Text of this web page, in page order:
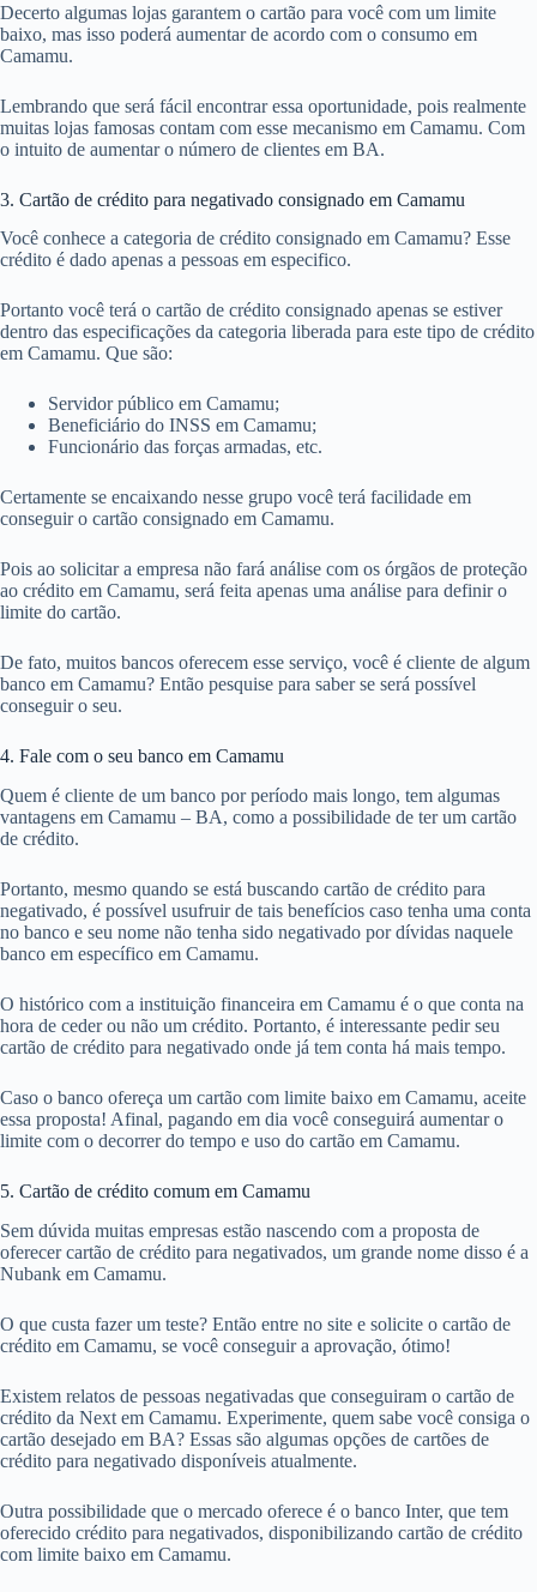
Decerto algumas lojas garantem o cartão para você com um limite
baixo, mas isso poderá aumentar de acordo com o consumo em
Camamu.
Lembrando que será fácil encontrar essa oportunidade, pois realmente
muitas lojas famosas contam com esse mecanismo em Camamu. Com
o intuito de aumentar o número de clientes em BA.
3. Cartão de crédito para negativado consignado em Camamu
Você conhece a categoria de crédito consignado em Camamu? Esse
crédito é dado apenas a pessoas em especifico.
Portanto você terá o cartão de crédito consignado apenas se estiver
dentro das especificações da categoria liberada para este tipo de crédito
em Camamu. Que são:
Servidor público em Camamu;
Beneficiário do INSS em Camamu;
Funcionário das forças armadas, etc.
Certamente se encaixando nesse grupo você terá facilidade em
conseguir o cartão consignado em Camamu.
Pois ao solicitar a empresa não fará análise com os órgãos de proteção
ao crédito em Camamu, será feita apenas uma análise para definir o
limite do cartão.
De fato, muitos bancos oferecem esse serviço, você é cliente de algum
banco em Camamu? Então pesquise para saber se será possível
conseguir o seu.
4. Fale com o seu banco em Camamu
Quem é cliente de um banco por período mais longo, tem algumas
vantagens em Camamu – BA, como a possibilidade de ter um cartão
de crédito.
Portanto, mesmo quando se está buscando cartão de crédito para
negativado, é possível usufruir de tais benefícios caso tenha uma conta
no banco e seu nome não tenha sido negativado por dívidas naquele
banco em específico em Camamu.
O histórico com a instituição financeira em Camamu é o que conta na
hora de ceder ou não um crédito. Portanto, é interessante pedir seu
cartão de crédito para negativado onde já tem conta há mais tempo.
Caso o banco ofereça um cartão com limite baixo em Camamu, aceite
essa proposta! Afinal, pagando em dia você conseguirá aumentar o
limite com o decorrer do tempo e uso do cartão em Camamu.
5. Cartão de crédito comum em Camamu
Sem dúvida muitas empresas estão nascendo com a proposta de
oferecer cartão de crédito para negativados, um grande nome disso é a
Nubank em Camamu.
O que custa fazer um teste? Então entre no site e solicite o cartão de
crédito em Camamu, se você conseguir a aprovação, ótimo!
Existem relatos de pessoas negativadas que conseguiram o cartão de
crédito da Next em Camamu. Experimente, quem sabe você consiga o
cartão desejado em BA? Essas são algumas opções de cartões de
crédito para negativado disponíveis atualmente.
Outra possibilidade que o mercado oferece é o banco Inter, que tem
oferecido crédito para negativados, disponibilizando cartão de crédito
com limite baixo em Camamu.